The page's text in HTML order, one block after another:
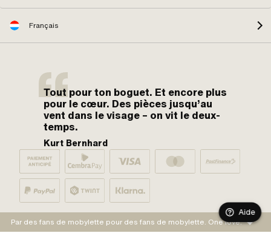
Français
Tout pour ton boguet. Et encore plus
pour le cœur. Des pièces jusqu’au
vent dans le visage – on vit le deux-
temps.
Kurt Bernhard
Par des fans de mobylette pour des fans de mobylette. One love.
Aide